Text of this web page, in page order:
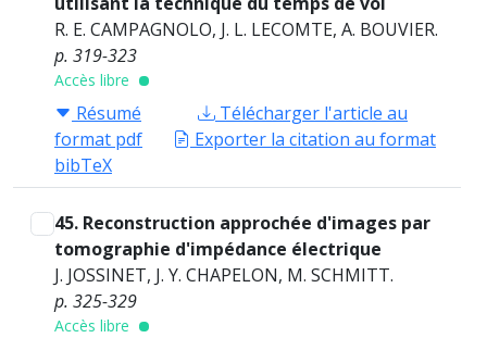
R. E. CAMPAGNOLO, J. L. LECOMTE, A. BOUVIER.
p. 319-323
Accès libre
Résumé
Télécharger l'article au
format pdf
Exporter la citation au format
bibTeX
45. Reconstruction approchée d'images par
tomographie d'impédance électrique
J. JOSSINET, J. Y. CHAPELON, M. SCHMITT.
p. 325-329
Accès libre